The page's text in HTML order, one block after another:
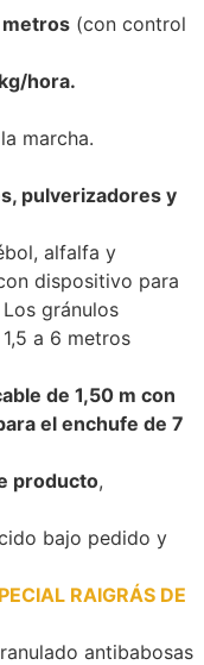
(con control
hora.
marcha.
pulverizadores y
alfalfa y
dispositivo para
gránulos
a 6 metros
de 1,50 m con
el enchufe de 7
producto,
bajo pedido y
RAIGRÁS DE
antibabosas